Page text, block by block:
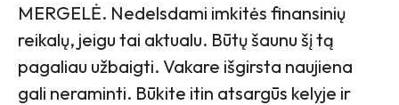
MERGELĖ. Nedelsdami imkitės finansinių
reikalų, jeigu tai aktualu. Būtų šaunu šį tą
pagaliau užbaigti. Vakare išgirsta naujiena
gali neraminti. Būkite itin atsargūs kelyje ir